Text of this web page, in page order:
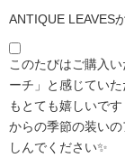
ANTIQUE LEAVES
このたびはご購入
ーチ」と感じてい
もとても嬉しいで
からの季節の装い
しんでください✨